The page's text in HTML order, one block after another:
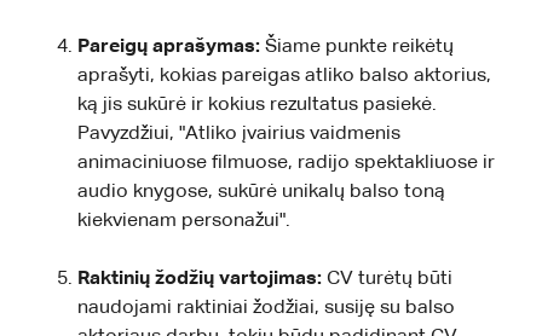
Pareigų aprašymas: Šiame punkte reikėtų
aprašyti, kokias pareigas atliko balso aktorius,
ką jis sukūrė ir kokius rezultatus pasiekė.
Pavyzdžiui, "Atliko įvairius vaidmenis
animaciniuose filmuose, radijo spektakliuose ir
audio knygose, sukūrė unikalų balso toną
kiekvienam personažui".
Raktinių žodžių vartojimas: CV turėtų būti
naudojami raktiniai žodžiai, susiję su balso